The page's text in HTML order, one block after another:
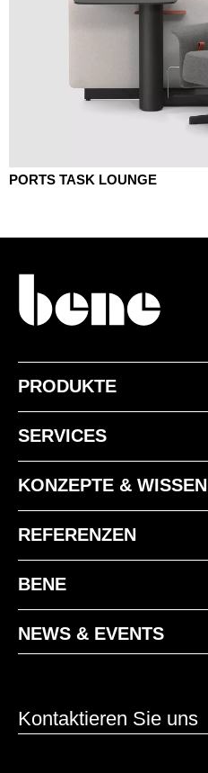
PORTS TASK LOUNGE
PRODUKTE
SERVICES
KONZEPTE & WISSEN
REFERENZEN
BENE
NEWS & EVENTS
Kontaktieren Sie uns